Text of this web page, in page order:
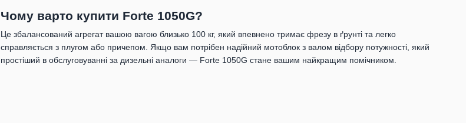
Чому варто купити Forte 1050G?
Це збалансований агрегат вашою вагою близько 100 кг, який впевнено тримає фрезу в ґрунті та легко
справляється з плугом або причепом. Якщо вам потрібен надійний мотоблок з валом відбору потужності, який
простіший в обслуговуванні за дизельні аналоги — Forte 1050G стане вашим найкращим помічником.